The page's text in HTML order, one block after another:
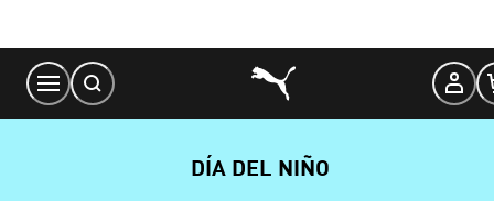
Content
DÍA DEL NIÑO